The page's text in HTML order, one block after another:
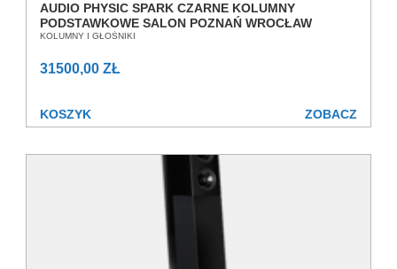
AUDIO PHYSIC SPARK CZARNE KOLUMNY
PODSTAWKOWE SALON POZNAŃ WROCŁAW
KOLUMNY I GŁOŚNIKI
31500,00 ZŁ
KOSZYK ZOBACZ